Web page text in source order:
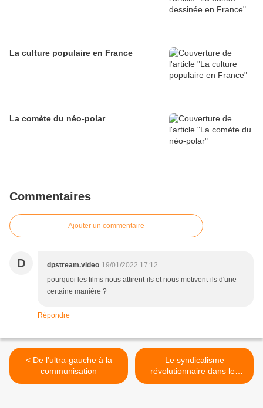
La culture populaire en France
La comète du néo-polar
Commentaires
Ajouter un commentaire
D dpstream.video 19/01/2022 17:12
pourquoi les films nous attirent-ils et nous motivent-ils d'une
certaine manière ?
Répondre
< De l'ultra-gauche à la
communisation
Le syndicalisme
révolutionnaire dans les
luttes >